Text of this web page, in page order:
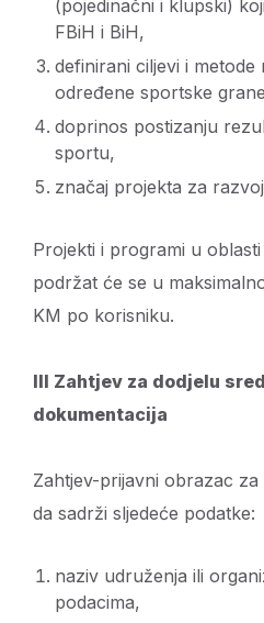
(pojedinačni i klupski)
FBiH i BiH,
definirani ciljevi i
određene sportske
doprinos postizanju
sportu,
značaj projekta za
Projekti i programi u
podržat će se u
KM po korisniku.
III Zahtjev za dodjelu
dokumentacija
Zahtjev-prijavni obrazac
da sadrži sljedeće podatke:
naziv udruženja ili
podacima,